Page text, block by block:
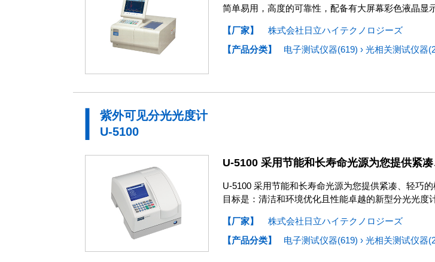
简单易用，高度的可靠性，配备有大屏幕彩色液晶显
【厂家】
株式会社日立ハイテクノロジーズ
【产品分类】
电子测试仪器(619) › 光相关测试仪器
紫外可见分光光度计
U-5100
U-5100 采用节能和长寿命光源为您提供紧
U-5100 采用节能和长寿命光源为您提供紧凑、轻巧
目标是：清洁和环境优化且性能卓越的新型分光光度计
【厂家】
株式会社日立ハイテクノロジーズ
【产品分类】
电子测试仪器(619) › 光相关测试仪器